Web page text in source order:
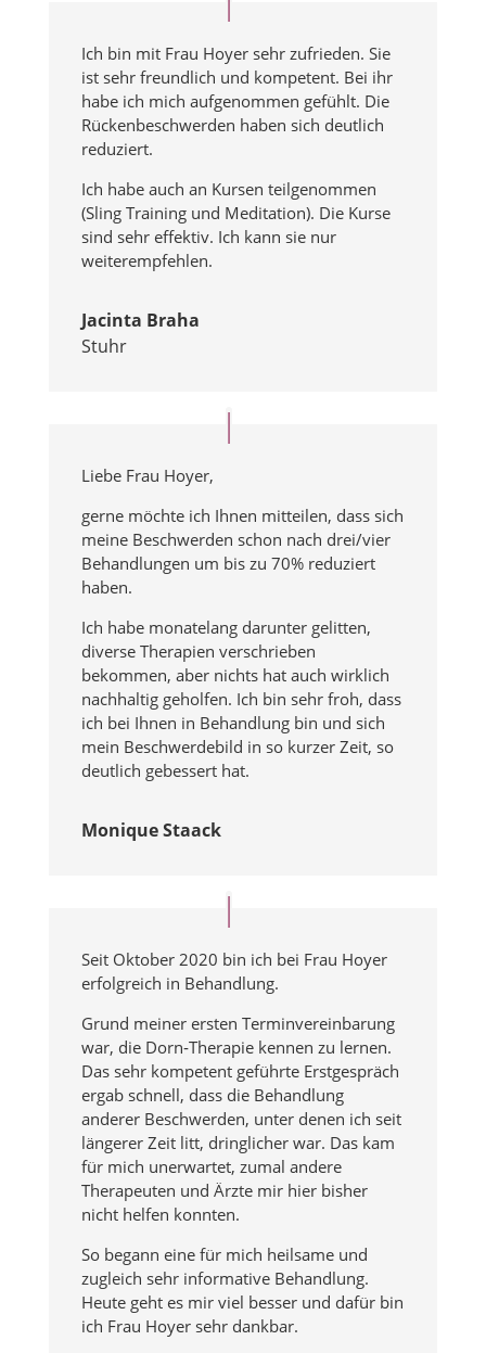
Ich bin mit Frau Hoyer sehr zufrieden. Sie
ist sehr freundlich und kompetent. Bei ihr
habe ich mich aufgenommen gefühlt. Die
Rückenbeschwerden haben sich deutlich
reduziert.
Ich habe auch an Kursen teilgenommen
(Sling Training und Meditation). Die Kurse
sind sehr effektiv. Ich kann sie nur
weiterempfehlen.
Jacinta Braha
Stuhr
Liebe Frau Hoyer,
gerne möchte ich Ihnen mitteilen, dass sich
meine Beschwerden schon nach drei/vier
Behandlungen um bis zu 70% reduziert
haben.
Ich habe monatelang darunter gelitten,
diverse Therapien verschrieben
bekommen, aber nichts hat auch wirklich
nachhaltig geholfen. Ich bin sehr froh, dass
ich bei Ihnen in Behandlung bin und sich
mein Beschwerdebild in so kurzer Zeit, so
deutlich gebessert hat.
Monique Staack
Seit Oktober 2020 bin ich bei Frau Hoyer
erfolgreich in Behandlung.
Grund meiner ersten Terminvereinbarung
war, die Dorn‐Therapie kennen zu lernen.
Das sehr kompetent geführte Erstgespräch
ergab schnell, dass die Behandlung
anderer Beschwerden, unter denen ich seit
längerer Zeit litt, dringlicher war. Das kam
für mich unerwartet, zumal andere
Therapeuten und Ärzte mir hier bisher
nicht helfen konnten.
So begann eine für mich heilsame und
zugleich sehr informative Behandlung.
Heute geht es mir viel besser und dafür bin
ich Frau Hoyer sehr dankbar.